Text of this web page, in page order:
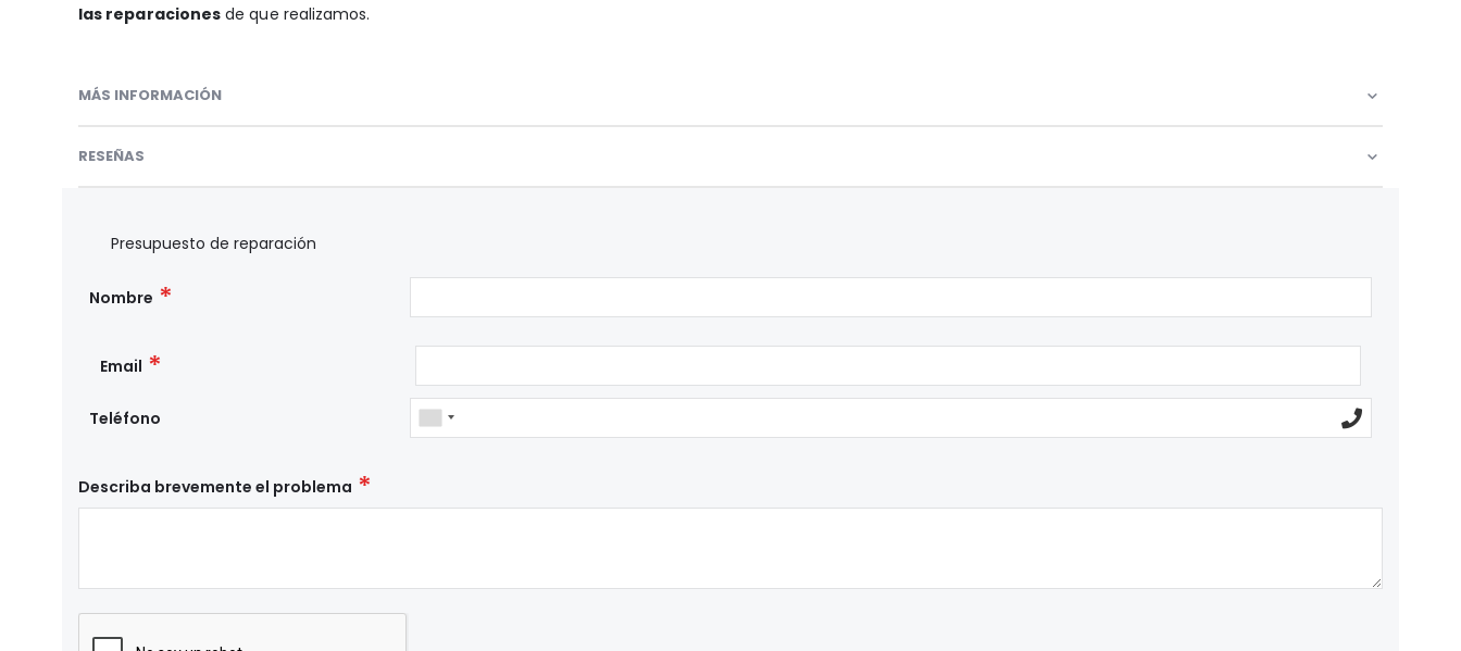
las reparaciones de que realizamos.
MÁS INFORMACIÓN
RESEÑAS
Presupuesto de reparación
Nombre
Email
Teléfono
Describa brevemente el problema